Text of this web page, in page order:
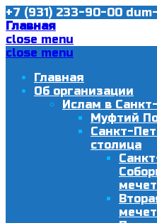
+7 (931) 233-90-00
Главная
close menu
close menu
Главная
Об организации
Ислам в
Муфтий
Санкт-
столица